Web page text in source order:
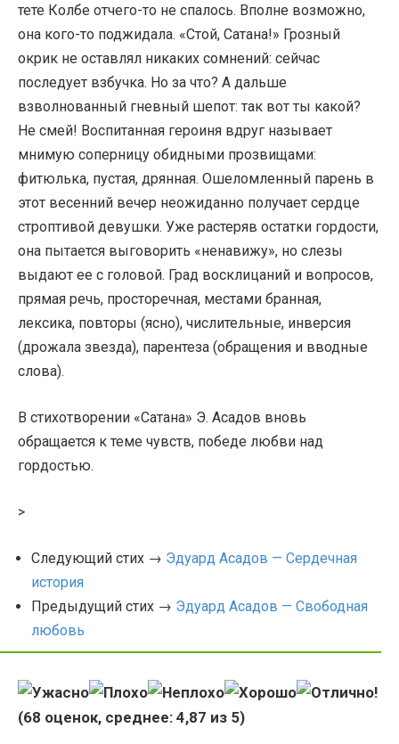
тете Колбе отчего-то не спалось. Вполне возможно,
она кого-то поджидала. «Стой, Сатана!» Грозный
окрик не оставлял никаких сомнений: сейчас
последует взбучка. Но за что? А дальше
взволнованный гневный шепот: так вот ты какой?
Не смей! Воспитанная героиня вдруг называет
мнимую соперницу обидными прозвищами:
фитюлька, пустая, дрянная. Ошеломленный парень в
этот весенний вечер неожиданно получает сердце
строптивой девушки. Уже растеряв остатки гордости,
она пытается выговорить «ненавижу», но слезы
выдают ее с головой. Град восклицаний и вопросов,
прямая речь, просторечная, местами бранная,
лексика, повторы (ясно), числительные, инверсия
(дрожала звезда), парентеза (обращения и вводные
слова).
В стихотворении «Сатана» Э. Асадов вновь
обращается к теме чувств, победе любви над
гордостью.
>
Следующий стих → Эдуард Асадов — Сердечная
история
Предыдущий стих → Эдуард Асадов — Свободная
любовь
(68 оценок, среднее: 4,87 из 5)